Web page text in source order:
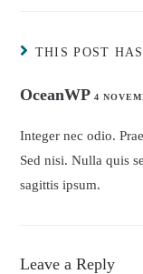
THIS POST
OceanWP4
Integer nec odio.
Sed nisi. Nulla quis
sagittis ipsum.
Leave a Reply